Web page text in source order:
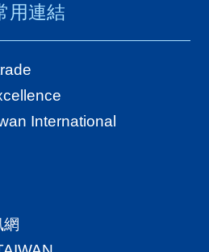
用連結
International